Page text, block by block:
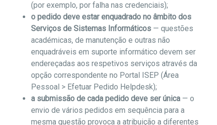
(por exemplo, por falha nas credenciais);
o pedido deve estar enquadrado no âmbito dos
Serviços de Sistemas Informáticos — questões
académicas, de manutenção e outras não
enquadráveis em suporte informático devem ser
endereçadas aos respetivos serviços através da
opção correspondente no Portal ISEP (Área
Pessoal > Efetuar Pedido Helpdesk);
a submissão de cada pedido deve ser única — o
envio de vários pedidos em sequência para a
mesma questão provoca a atribuição a diferentes